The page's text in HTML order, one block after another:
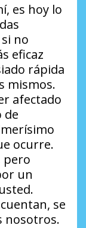
es hoy lo
no
eficaz
rápida
mismos.
afectado
de
ocurre.
pero
un
se
nosotros.